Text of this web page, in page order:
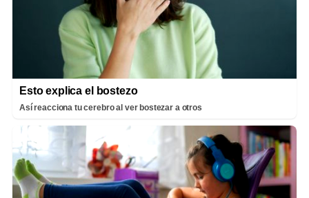
Esto explica el bostezo
Así reacciona tu cerebro al ver bostezar a otros